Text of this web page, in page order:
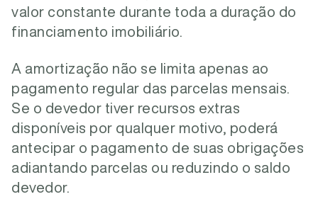
valor constante durante toda a duração do
financiamento imobiliário.
A amortização não se limita apenas ao
pagamento regular das parcelas mensais.
Se o devedor tiver recursos extras
disponíveis por qualquer motivo, poderá
antecipar o pagamento de suas obrigações
adiantando parcelas ou reduzindo o saldo
devedor.